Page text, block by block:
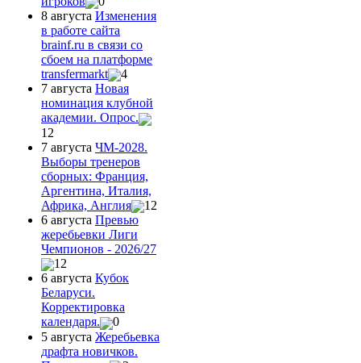
8 августа Изменения
в работе сайта
brainf.ru в связи со
сбоем на платформе
transfermarkt
4
7 августа Новая
номинация клубной
академии. Опрос.
12
7 августа ЧМ-2028.
Выборы тренеров
сборных: Франция,
Аргентина, Италия,
Африка, Англия
12
6 августа Превью
жеребьевки Лиги
Чемпионов - 2026/27
12
6 августа Кубок
Беларуси.
Корректировка
календаря.
0
5 августа Жеребьевка
драфта новичков.